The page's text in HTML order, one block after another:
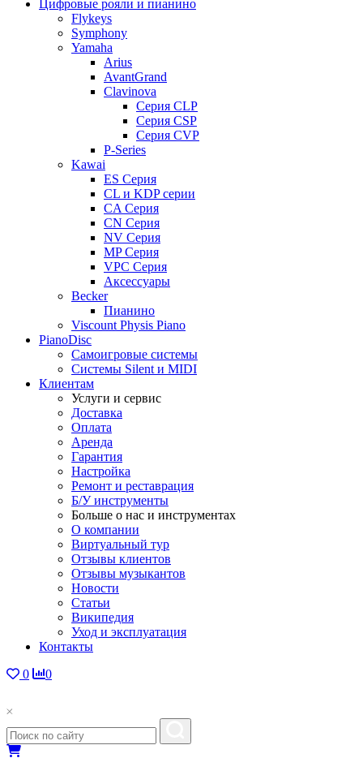
Цифровые рояли и пианино
Flykeys
Symphony
Yamaha
Arius
AvantGrand
Clavinova
Серия CLP
Серия CSP
Серия CVP
P-Series
Kawai
ES Серия
CL и KDP серии
CA Серия
CN Серия
NV Серия
MP Серия
VPC Серия
Аксессуары
Becker
Пианино
Viscount Physis Piano
PianoDisc
Самоигровые системы
Системы Silent и MIDI
Клиентам
Услуги и сервис
Доставка
Оплата
Аренда
Гарантия
Настройка
Ремонт и реставрация
Б/У инструменты
Больше о нас и инструментах
О компании
Виртуальный тур
Отзывы клиентов
Отзывы музыкантов
Новости
Статьи
Википедия
Уход и эксплуатация
Контакты
0
0